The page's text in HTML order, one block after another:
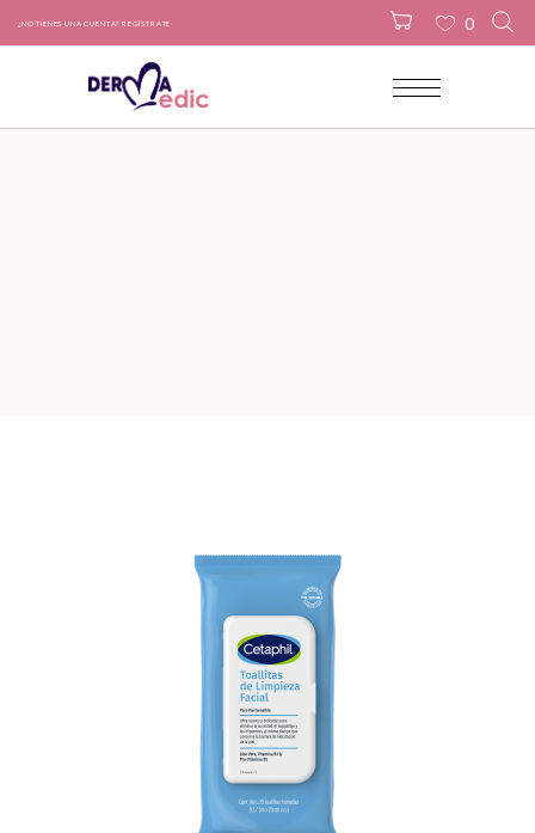
¿NO TIENES UNA CUENTA? REGÍSTRATE
No products in the cart.
0